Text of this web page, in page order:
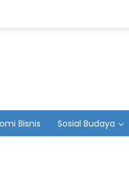
Bisnis Sosial Budaya